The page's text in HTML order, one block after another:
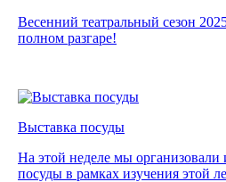
Весенний театральный сезон
полном разгаре!
Выставка посуды
На этой неделе мы
посуды в рамках изучения этой